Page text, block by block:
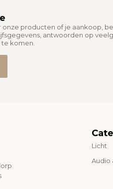
onze producten of je aankoop,
antwoorden op
komen.
Licht
Audio